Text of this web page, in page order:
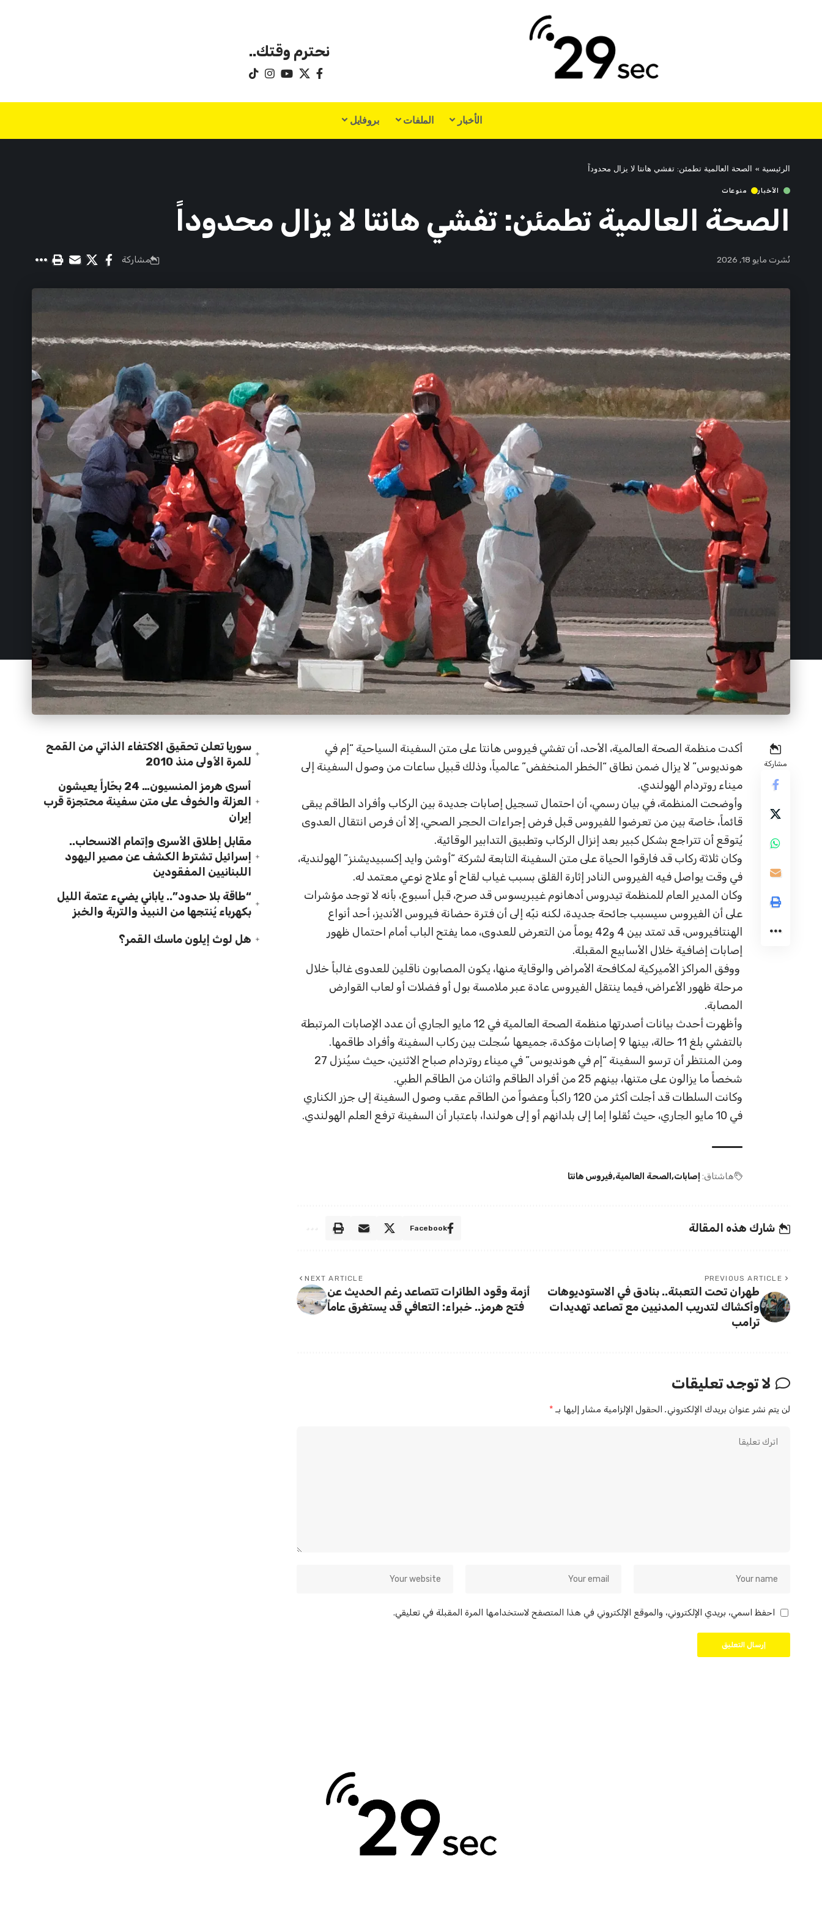
نحترم وقتك..
الأخبار الملفات بروفايل
الرئيسية » الصحة العالمية تطمئن: تفشي هانتا لا يزال محدوداً
الأخبار منوعات
الصحة العالمية تطمئن: تفشي هانتا لا يزال محدوداً
نُشرت مايو 18, 2026 مشاركة
مشاركة
أكدت منظمة الصحة العالمية، الأحد، أن تفشي فيروس هانتا على متن السفينة السياحية “إم في
هونديوس” لا يزال ضمن نطاق “الخطر المنخفض” عالمياً، وذلك قبيل ساعات من وصول السفينة إلى
ميناء روتردام الهولندي.
وأوضحت المنظمة، في بيان رسمي، أن احتمال تسجيل إصابات جديدة بين الركاب وأفراد الطاقم يبقى
قائماً، خاصة بين من تعرضوا للفيروس قبل فرض إجراءات الحجر الصحي، إلا أن فرص انتقال العدوى
يُتوقع أن تتراجع بشكل كبير بعد إنزال الركاب وتطبيق التدابير الوقائية.
وكان ثلاثة ركاب قد فارقوا الحياة على متن السفينة التابعة لشركة “أوشن وايد إكسبيديشنز” الهولندية،
في وقت يواصل فيه الفيروس النادر إثارة القلق بسبب غياب لقاح أو علاج نوعي معتمد له.
وكان المدير العام للمنظمة تيدروس أدهانوم غيبريسوس قد صرح، قبل أسبوع، بأنه لا توجد مؤشرات
على أن الفيروس سيسبب جائحة جديدة، لكنه نبّه إلى أن فترة حضانة فيروس الأنديز، أحد أنواع
الهنتافيروس، قد تمتد بين 4 و42 يوماً من التعرض للعدوى، مما يفتح الباب أمام احتمال ظهور
إصابات إضافية خلال الأسابيع المقبلة.
ووفق المراكز الأميركية لمكافحة الأمراض والوقاية منها، يكون المصابون ناقلين للعدوى غالباً خلال
مرحلة ظهور الأعراض، فيما ينتقل الفيروس عادة عبر ملامسة بول أو فضلات أو لعاب القوارض
المصابة.
وأظهرت أحدث بيانات أصدرتها منظمة الصحة العالمية في 12 مايو الجاري أن عدد الإصابات المرتبطة
بالتفشي بلغ 11 حالة، بينها 9 إصابات مؤكدة، جميعها سُجلت بين ركاب السفينة وأفراد طاقمها.
ومن المنتظر أن ترسو السفينة “إم في هونديوس” في ميناء روتردام صباح الاثنين، حيث سيُنزل 27
شخصاً ما يزالون على متنها، بينهم 25 من أفراد الطاقم واثنان من الطاقم الطبي.
وكانت السلطات قد أجلت أكثر من 120 راكباً وعضواً من الطاقم عقب وصول السفينة إلى جزر الكناري
في 10 مايو الجاري، حيث نُقلوا إما إلى بلدانهم أو إلى هولندا، باعتبار أن السفينة ترفع العلم الهولندي.
هاشتاق: إصابات الصحة العالمية فيروس هانتا
شارك هذه المقالة Facebook
PREVIOUS ARTICLE
طهران تحت التعبئة.. بنادق في الاستوديوهات
وأكشاك لتدريب المدنيين مع تصاعد تهديدات
ترامب
NEXT ARTICLE
أزمة وقود الطائرات تتصاعد رغم الحديث عن
فتح هرمز.. خبراء: التعافي قد يستغرق عاماً
لا توجد تعليقات
لن يتم نشر عنوان بريدك الإلكتروني. الحقول الإلزامية مشار إليها بـ *
احفظ اسمي، بريدي الإلكتروني، والموقع الإلكتروني في هذا المتصفح لاستخدامها المرة المقبلة في تعليقي.
سوريا تعلن تحقيق الاكتفاء الذاتي من القمح
للمرة الأولى منذ 2010
أسرى هرمز المنسيون… 24 بحّاراً يعيشون
العزلة والخوف على متن سفينة محتجزة قرب
إيران
مقابل إطلاق الأسرى وإتمام الانسحاب..
إسرائيل تشترط الكشف عن مصير اليهود
اللبنانيين المفقودين
“طاقة بلا حدود”.. ياباني يضيء عتمة الليل
بكهرباء يُنتجها من النبيذ والتربة والخبز
هل لوث إيلون ماسك القمر؟